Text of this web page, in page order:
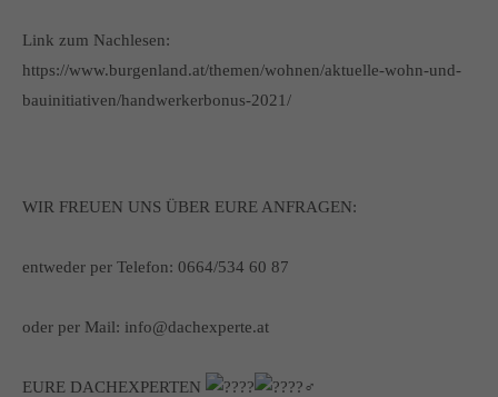
Link zum Nachlesen:
https://www.burgenland.at/themen/wohnen/aktuelle-wohn-und-
bauinitiativen/handwerkerbonus-2021/
WIR FREUEN UNS ÜBER EURE ANFRAGEN:
entweder per Telefon: 0664/534 60 87
oder per Mail: info@dachexperte.at
EURE DACHEXPERTEN